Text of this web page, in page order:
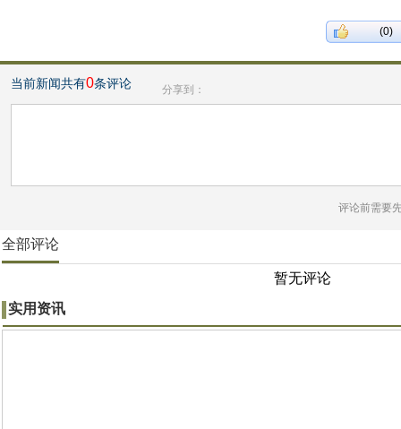
(0)
当前新闻共有0条评论 分享到：
评论前需要
全部评论
暂无评论
实用资讯